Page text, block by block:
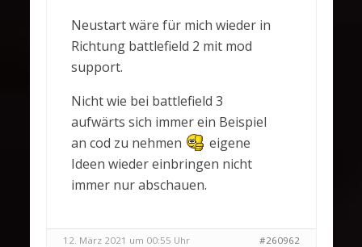
Neustart wäre für mich wieder in
Richtung battlefield 2 mit mod
support.
Nicht wie bei battlefield 3
aufwärts sich immer ein Beispiel
an cod zu nehmen
eigene
Ideen wieder einbringen nicht
immer nur abschauen.
12. März 2021 um 00:55 Uhr #260962